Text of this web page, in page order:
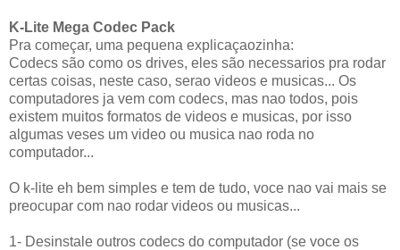
K-Lite Mega Codec Pack
Pra começar, uma pequena explicaçaozinha:
Codecs são como os drives, eles são necessarios pra rodar
certas coisas, neste caso, serao videos e musicas... Os
computadores ja vem com codecs, mas nao todos, pois
existem muitos formatos de videos e musicas, por isso
algumas veses um video ou musica nao roda no
computador...
O k-lite eh bem simples e tem de tudo, voce nao vai mais se
preocupar com nao rodar videos ou musicas...
1- Desinstale outros codecs do computador (se voce os